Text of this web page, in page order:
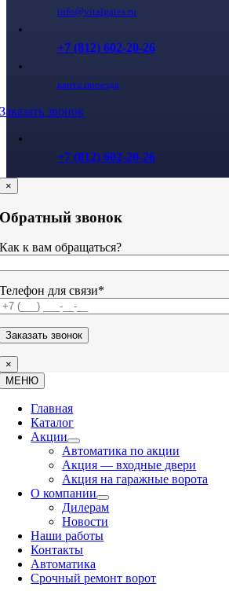
info@vitalgates.ru
+7 (812) 602-20-26
карта проезда
Заказать звонок
+7 (812) 602-20-26
×
Обратный звонок
Как к вам обращаться?
Телефон для связи*
×
МЕНЮ
Главная
Каталог
Акции
Автоматика по акции
Акция — входные двери
Акция на гаражные ворота
О компании
Дилерам
Новости
Наши работы
Контакты
Автоматика
Срочный ремонт ворот